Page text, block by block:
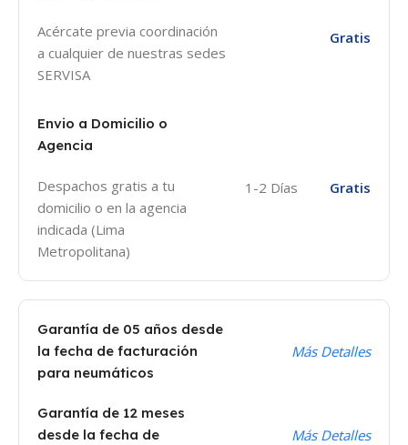
Acércate previa coordinación
a cualquier de nuestras sedes
SERVISA
Gratis
Envio a Domicilio o
Agencia
Despachos gratis a tu
domicilio o en la agencia
indicada (Lima
Metropolitana)
1-2 Días Gratis
Garantía de 05 años desde
la fecha de facturación
para neumáticos
Más Detalles
Garantía de 12 meses
desde la fecha de
Más Detalles